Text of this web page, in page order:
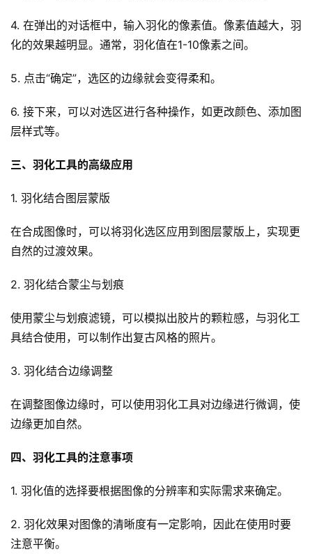
4. 在弹出的对话框中，输入羽化的像素值。像素值越大，羽
化的效果越明显。通常，羽化值在1-10像素之间。
5. 点击“确定”，选区的边缘就会变得柔和。
6. 接下来，可以对选区进行各种操作，如更改颜色、添加图
层样式等。
三、羽化工具的高级应用
1. 羽化结合图层蒙版
在合成图像时，可以将羽化选区应用到图层蒙版上，实现更
自然的过渡效果。
2. 羽化结合蒙尘与划痕
使用蒙尘与划痕滤镜，可以模拟出胶片的颗粒感，与羽化工
具结合使用，可以制作出复古风格的照片。
3. 羽化结合边缘调整
在调整图像边缘时，可以使用羽化工具对边缘进行微调，使
边缘更加自然。
四、羽化工具的注意事项
1. 羽化值的选择要根据图像的分辨率和实际需求来确定。
2. 羽化效果对图像的清晰度有一定影响，因此在使用时要
注意平衡。